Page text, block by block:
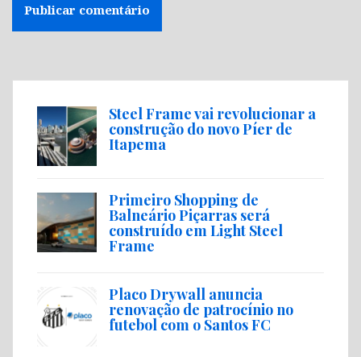
Steel Frame vai revolucionar a
construção do novo Píer de
Itapema
Primeiro Shopping de
Balneário Piçarras será
construído em Light Steel
Frame
Placo Drywall anuncia
renovação de patrocínio no
futebol com o Santos FC